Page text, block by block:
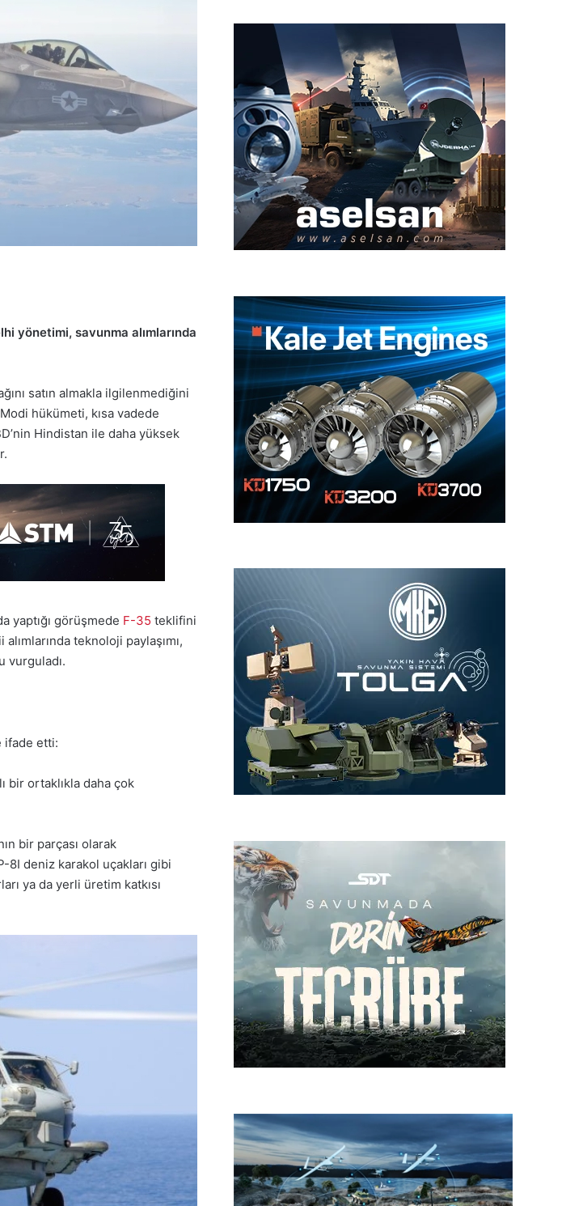
yönetimi, savunma alımlarında
satın almakla ilgilenmediğini
hükümeti, kısa vadede
Hindistan ile daha yüksek
yaptığı görüşmede F-35 teklifini
teknoloji paylaşımı,
vurguladı.
ifade etti:
bir ortaklıkla daha çok
bir parçası olarak
8I deniz karakol uçakları gibi
ya da yerli üretim katkısı